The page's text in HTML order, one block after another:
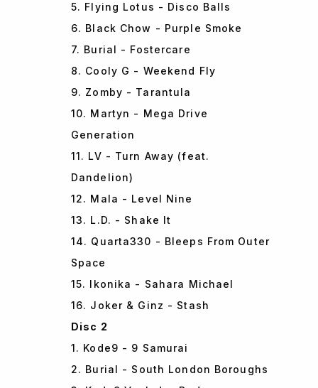
5. Flying Lotus - Disco Balls
6. Black Chow - Purple Smoke
7. Burial - Fostercare
8. Cooly G - Weekend Fly
9. Zomby - Tarantula
10. Martyn - Mega Drive
Generation
11. LV - Turn Away (feat.
Dandelion)
12. Mala - Level Nine
13. L.D. - Shake It
14. Quarta330 - Bleeps From Outer
Space
15. Ikonika - Sahara Michael
16. Joker & Ginz - Stash
Disc 2
1. Kode9 - 9 Samurai
2. Burial - South London Boroughs